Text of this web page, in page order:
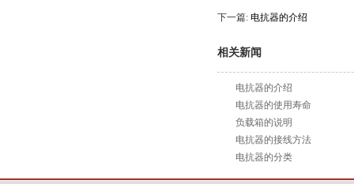
下一篇: 电抗器的介绍
相关新闻
电抗器的介绍
电抗器的使用寿命
负载箱的说明
电抗器的接线方法
电抗器的分类